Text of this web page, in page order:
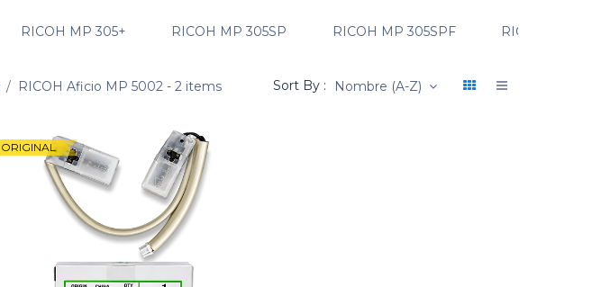
RICOH MP 305+ RICOH MP 305SP RICOH MP 305SPF RICOH MP
RICOH Aficio MP 5002- 2 items Sort By : Nombre (A-Z)
ORIGINAL